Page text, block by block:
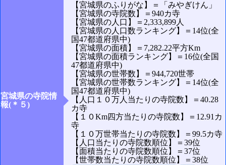
宮城県の寺院情
報(＊５)
【宮城県のふりがな】＝「みやぎけん」
【宮城県の寺院数】＝940カ寺
【宮城県の人口】＝2,333,899人
【宮城県の人口数ランキング】＝14位(全
国47都道府県中)
【宮城県の面積】＝7,282.22平方Km
【宮城県の面積ランキング】＝16位(全国
47都道府県中)
【宮城県の世帯数】＝944,720世帯
【宮城県の世帯数ランキング】＝14位(全
国47都道府県中)
【人口１０万人当たりの寺院数】＝40.28
カ寺
【１０Km四方当たりの寺院数】＝12.91カ
寺
【１０万世帯当たりの寺院数】＝99.5カ寺
【人口当たりの寺院数順位】＝39位
【面積当たりの寺院数順位】＝37位
【世帯数当たりの寺院数順位】＝38位